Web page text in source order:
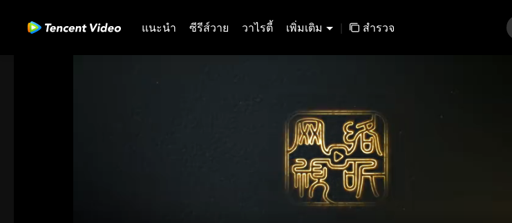
แนะนำ ซีรีส์วาย วาไรตี้ เพิ่มเติม | สำรวจ